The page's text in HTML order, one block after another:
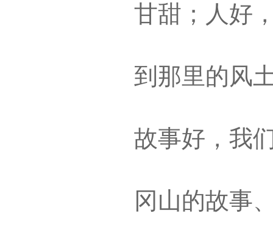
甘甜；人好
到那里的风
故事好，我
冈山的故事